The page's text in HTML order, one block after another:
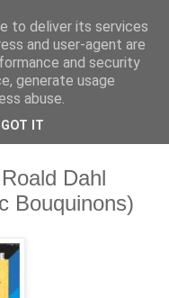
Dahl
Bouquinons)
to deliver its services
and user-agent are
and security
generate usage
abuse.
GOT IT